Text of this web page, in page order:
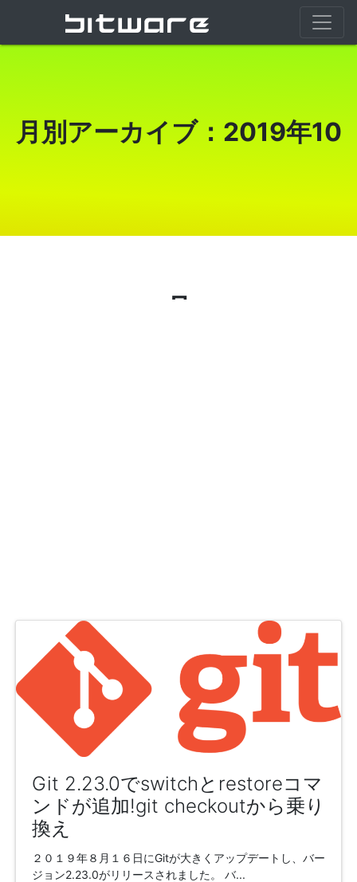
月別アーカイブ：2019年10
月
Git 2.23.0でswitchとrestoreコマ
ンドが追加!git checkoutから乗り
換え
２０１９年８月１６日にGitが大きくアップデートし、バー
ジョン2.23.0がリリースされました。 バ...